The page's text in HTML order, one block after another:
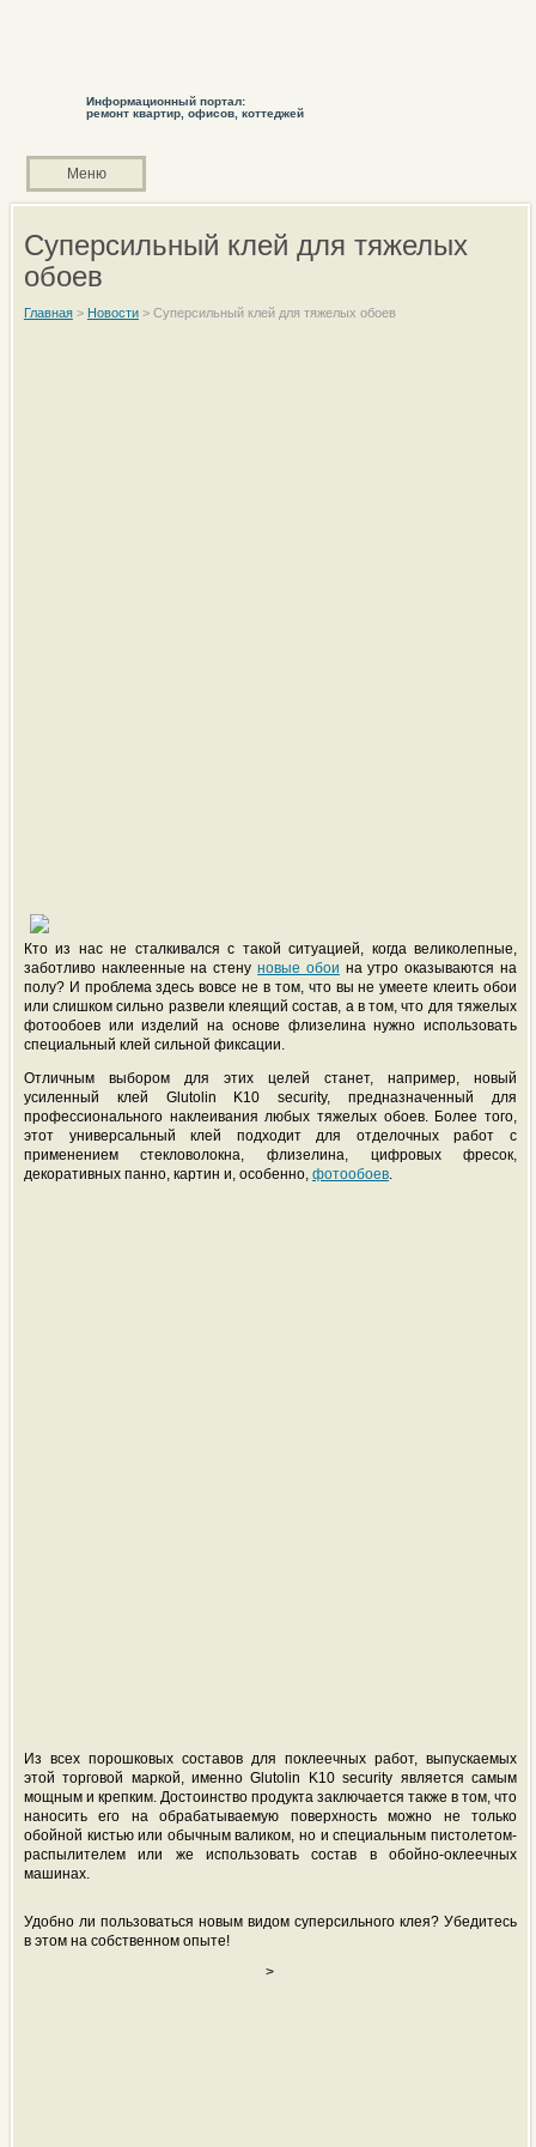
Информационный портал:
ремонт квартир, офисов, коттеджей
Меню
Суперсильный клей для тяжелых
обоев
Главная> Новости> Суперсильный клей для тяжелых обоев
Кто из нас не сталкивался с такой ситуацией, когда великолепные,
заботливо наклеенные на стенуновые обои на утро оказываются на
полу? И проблема здесь вовсе не в том, что вы не умеете клеить обои
или слишком сильно развели клеящий состав, а в том, что для тяжелых
фотообоев или изделий на основе флизелина нужно использовать
специальный клей сильной фиксации.
Отличным выбором для этих целей станет, например, новый
усиленный клей Glutolin K10 security, предназначенный для
профессионального наклеивания любых тяжелых обоев. Более того,
этот универсальный клей подходит для отделочных работ с
применением стекловолокна, флизелина, цифровых фресок,
декоративных панно, картин и, особенно, фотообоев.
Из всех порошковых составов для поклеечных работ, выпускаемых
этой торговой маркой, именно Glutolin K10 security является самым
мощным и крепким. Достоинство продукта заключается также в том, что
наносить его на обрабатываемую поверхность можно не только
обойной кистью или обычным валиком, но и специальным пистолетом-
распылителем или же использовать состав в обойно-оклеечных
машинах.
Удобно ли пользоваться новым видом суперсильного клея? Убедитесь
в этом на собственном опыте!
>